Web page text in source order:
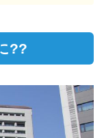
??